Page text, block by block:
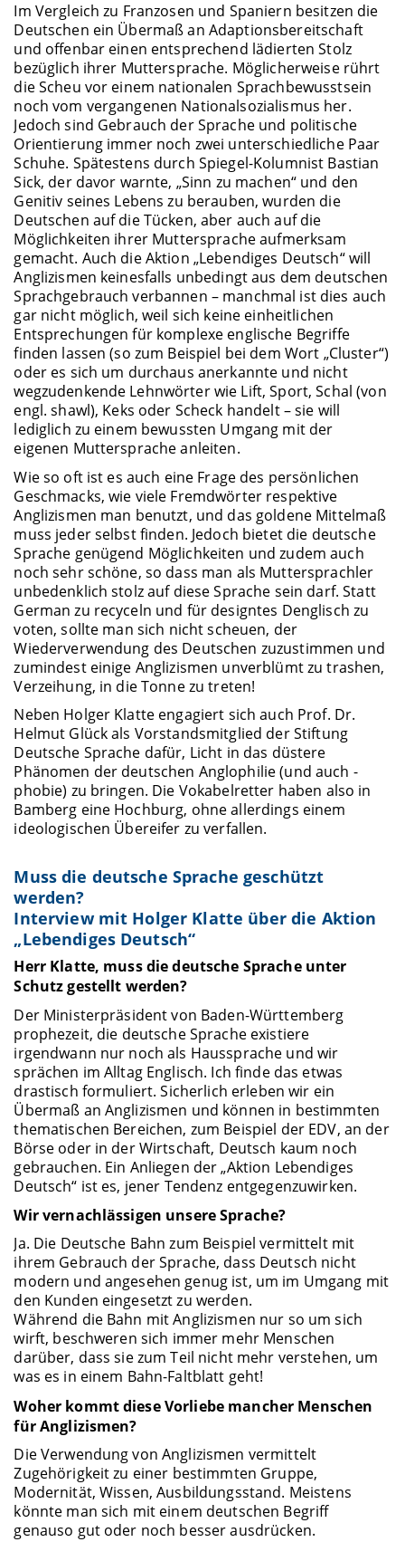
Im Vergleich zu Franzosen und Spaniern besitzen die
Deutschen ein Übermaß an Adaptionsbereitschaft
und offenbar einen entsprechend lädierten Stolz
bezüglich ihrer Muttersprache. Möglicherweise rührt
die Scheu vor einem nationalen Sprachbewusstsein
noch vom vergangenen Nationalsozialismus her.
Jedoch sind Gebrauch der Sprache und politische
Orientierung immer noch zwei unterschiedliche Paar
Schuhe. Spätestens durch Spiegel-Kolumnist Bastian
Sick, der davor warnte, „Sinn zu machen“ und den
Genitiv seines Lebens zu berauben, wurden die
Deutschen auf die Tücken, aber auch auf die
Möglichkeiten ihrer Muttersprache aufmerksam
gemacht. Auch die Aktion „Lebendiges Deutsch“ will
Anglizismen keinesfalls unbedingt aus dem deutschen
Sprachgebrauch verbannen – manchmal ist dies auch
gar nicht möglich, weil sich keine einheitlichen
Entsprechungen für komplexe englische Begriffe
finden lassen (so zum Beispiel bei dem Wort „Cluster“)
oder es sich um durchaus anerkannte und nicht
wegzudenkende Lehnwörter wie Lift, Sport, Schal (von
engl. shawl), Keks oder Scheck handelt – sie will
lediglich zu einem bewussten Umgang mit der
eigenen Muttersprache anleiten.
Wie so oft ist es auch eine Frage des persönlichen
Geschmacks, wie viele Fremdwörter respektive
Anglizismen man benutzt, und das goldene Mittelmaß
muss jeder selbst finden. Jedoch bietet die deutsche
Sprache genügend Möglichkeiten und zudem auch
noch sehr schöne, so dass man als Muttersprachler
unbedenklich stolz auf diese Sprache sein darf. Statt
German zu recyceln und für designtes Denglisch zu
voten, sollte man sich nicht scheuen, der
Wiederverwendung des Deutschen zuzustimmen und
zumindest einige Anglizismen unverblümt zu trashen,
Verzeihung, in die Tonne zu treten!
Neben Holger Klatte engagiert sich auch Prof. Dr.
Helmut Glück als Vorstandsmitglied der Stiftung
Deutsche Sprache dafür, Licht in das düstere
Phänomen der deutschen Anglophilie (und auch -
phobie) zu bringen. Die Vokabelretter haben also in
Bamberg eine Hochburg, ohne allerdings einem
ideologischen Übereifer zu verfallen.
Muss die deutsche Sprache geschützt
werden?
Interview mit Holger Klatte über die Aktion
„Lebendiges Deutsch“
Herr Klatte, muss die deutsche Sprache unter
Schutz gestellt werden?
Der Ministerpräsident von Baden-Württemberg
prophezeit, die deutsche Sprache existiere
irgendwann nur noch als Haussprache und wir
sprächen im Alltag Englisch. Ich finde das etwas
drastisch formuliert. Sicherlich erleben wir ein
Übermaß an Anglizismen und können in bestimmten
thematischen Bereichen, zum Beispiel der EDV, an der
Börse oder in der Wirtschaft, Deutsch kaum noch
gebrauchen. Ein Anliegen der „Aktion Lebendiges
Deutsch“ ist es, jener Tendenz entgegenzuwirken.
Wir vernachlässigen unsere Sprache?
Ja. Die Deutsche Bahn zum Beispiel vermittelt mit
ihrem Gebrauch der Sprache, dass Deutsch nicht
modern und angesehen genug ist, um im Umgang mit
den Kunden eingesetzt zu werden.
Während die Bahn mit Anglizismen nur so um sich
wirft, beschweren sich immer mehr Menschen
darüber, dass sie zum Teil nicht mehr verstehen, um
was es in einem Bahn-Faltblatt geht!
Woher kommt diese Vorliebe mancher Menschen
für Anglizismen?
Die Verwendung von Anglizismen vermittelt
Zugehörigkeit zu einer bestimmten Gruppe,
Modernität, Wissen, Ausbildungsstand. Meistens
könnte man sich mit einem deutschen Begriff
genauso gut oder noch besser ausdrücken.